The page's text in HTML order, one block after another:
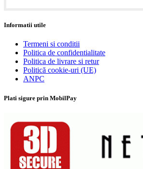
Informatii utile
Termeni si conditii
Politica de confidentialitate
Politica de livrare si retur
Politică cookie-uri (UE)
ANPC
Plati sigure prin MobilPay